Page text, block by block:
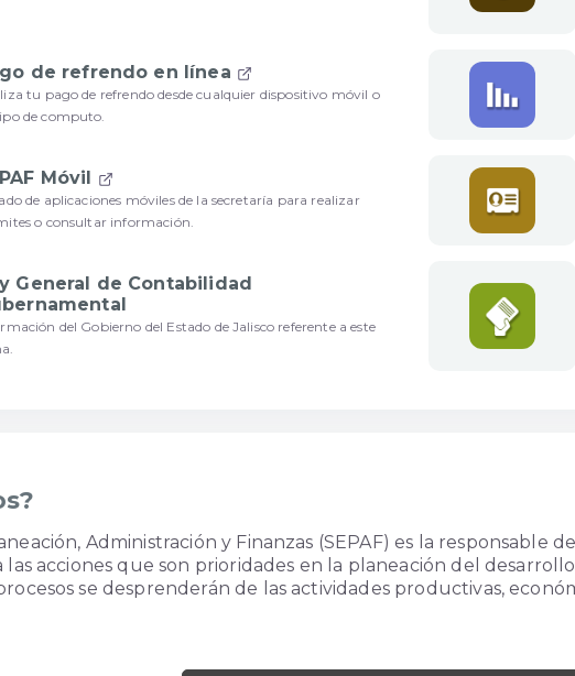
de refrendo en línea
tu pago de refrendo desde cualquier dispositivo móvil o
de computo.
Móvil
de aplicaciones móviles de la secretaría para realizar
o consultar información.
General de Contabilidad
del Gobierno del Estado de Jalisco referente a este
Administración y Finanzas (SEPAF) es la responsable
las acciones que son prioridades en la planeación del
se desprenderán de las actividades productivas,